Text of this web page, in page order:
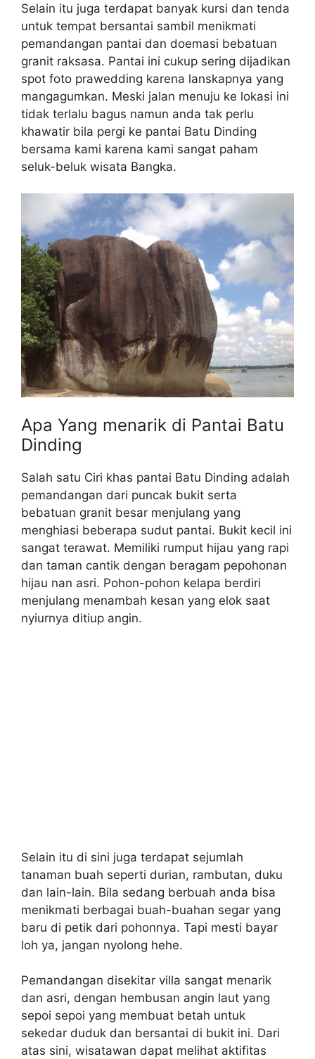
Selain itu juga terdapat banyak kursi dan tenda
untuk tempat bersantai sambil menikmati
pemandangan pantai dan doemasi bebatuan
granit raksasa. Pantai ini cukup sering dijadikan
spot foto prawedding karena lanskapnya yang
mangagumkan. Meski jalan menuju ke lokasi ini
tidak terlalu bagus namun anda tak perlu
khawatir bila pergi ke pantai Batu Dinding
bersama kami karena kami sangat paham
seluk-beluk wisata Bangka.
Apa Yang menarik di Pantai Batu
Dinding
Salah satu Ciri khas pantai Batu Dinding adalah
pemandangan dari puncak bukit serta
bebatuan granit besar menjulang yang
menghiasi beberapa sudut pantai. Bukit kecil ini
sangat terawat. Memiliki rumput hijau yang rapi
dan taman cantik dengan beragam pepohonan
hijau nan asri. Pohon-pohon kelapa berdiri
menjulang menambah kesan yang elok saat
nyiurnya ditiup angin.
Selain itu di sini juga terdapat sejumlah
tanaman buah seperti durian, rambutan, duku
dan lain-lain. Bila sedang berbuah anda bisa
menikmati berbagai buah-buahan segar yang
baru di petik dari pohonnya. Tapi mesti bayar
loh ya, jangan nyolong hehe.
Pemandangan disekitar villa sangat menarik
dan asri, dengan hembusan angin laut yang
sepoi sepoi yang membuat betah untuk
sekedar duduk dan bersantai di bukit ini. Dari
atas sini, wisatawan dapat melihat aktifitas